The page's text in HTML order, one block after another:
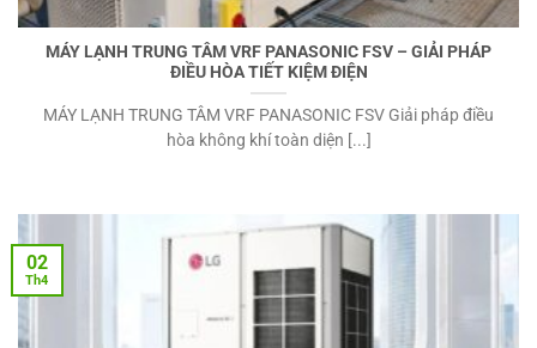
MÁY LẠNH TRUNG TÂM VRF PANASONIC FSV – GIẢI PHÁP
ĐIỀU HÒA TIẾT KIỆM ĐIỆN
MÁY LẠNH TRUNG TÂM VRF PANASONIC FSV Giải pháp điều
hòa không khí toàn diện [...]
02
Th4